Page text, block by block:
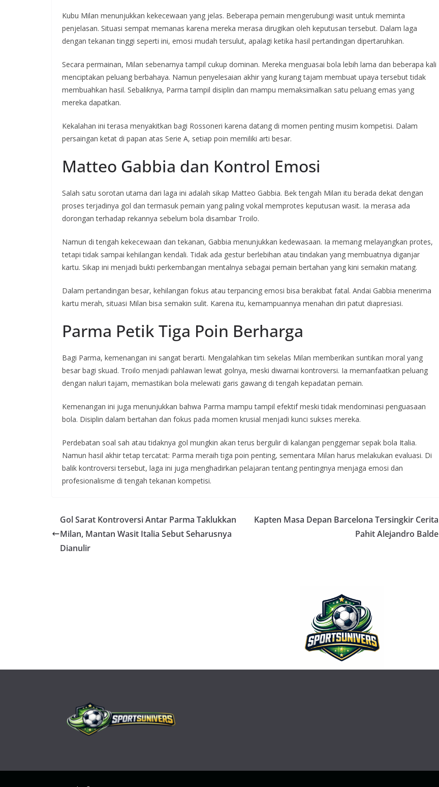
Kubu Milan menunjukkan kekecewaan yang jelas. Beberapa pemain mengerubungi wasit untuk meminta
penjelasan. Situasi sempat memanas karena mereka merasa dirugikan oleh keputusan tersebut. Dalam laga
dengan tekanan tinggi seperti ini, emosi mudah tersulut, apalagi ketika hasil pertandingan dipertaruhkan.
Secara permainan, Milan sebenarnya tampil cukup dominan. Mereka menguasai bola lebih lama dan beberapa kali
menciptakan peluang berbahaya. Namun penyelesaian akhir yang kurang tajam membuat upaya tersebut tidak
membuahkan hasil. Sebaliknya, Parma tampil disiplin dan mampu memaksimalkan satu peluang emas yang
mereka dapatkan.
Kekalahan ini terasa menyakitkan bagi Rossoneri karena datang di momen penting musim kompetisi. Dalam
persaingan ketat di papan atas Serie A, setiap poin memiliki arti besar.
Matteo Gabbia dan Kontrol Emosi
Salah satu sorotan utama dari laga ini adalah sikap Matteo Gabbia. Bek tengah Milan itu berada dekat dengan
proses terjadinya gol dan termasuk pemain yang paling vokal memprotes keputusan wasit. Ia merasa ada
dorongan terhadap rekannya sebelum bola disambar Troilo.
Namun di tengah kekecewaan dan tekanan, Gabbia menunjukkan kedewasaan. Ia memang melayangkan protes,
tetapi tidak sampai kehilangan kendali. Tidak ada gestur berlebihan atau tindakan yang membuatnya diganjar
kartu. Sikap ini menjadi bukti perkembangan mentalnya sebagai pemain bertahan yang kini semakin matang.
Dalam pertandingan besar, kehilangan fokus atau terpancing emosi bisa berakibat fatal. Andai Gabbia menerima
kartu merah, situasi Milan bisa semakin sulit. Karena itu, kemampuannya menahan diri patut diapresiasi.
Parma Petik Tiga Poin Berharga
Bagi Parma, kemenangan ini sangat berarti. Mengalahkan tim sekelas Milan memberikan suntikan moral yang
besar bagi skuad. Troilo menjadi pahlawan lewat golnya, meski diwarnai kontroversi. Ia memanfaatkan peluang
dengan naluri tajam, memastikan bola melewati garis gawang di tengah kepadatan pemain.
Kemenangan ini juga menunjukkan bahwa Parma mampu tampil efektif meski tidak mendominasi penguasaan
bola. Disiplin dalam bertahan dan fokus pada momen krusial menjadi kunci sukses mereka.
Perdebatan soal sah atau tidaknya gol mungkin akan terus bergulir di kalangan penggemar sepak bola Italia.
Namun hasil akhir tetap tercatat: Parma meraih tiga poin penting, sementara Milan harus melakukan evaluasi. Di
balik kontroversi tersebut, laga ini juga menghadirkan pelajaran tentang pentingnya menjaga emosi dan
profesionalisme di tengah tekanan kompetisi.
Gol Sarat Kontroversi Antar Parma Taklukkan
Milan, Mantan Wasit Italia Sebut Seharusnya
Dianulir
Kapten Masa Depan Barcelona Tersingkir Cerita
Pahit Alejandro Balde